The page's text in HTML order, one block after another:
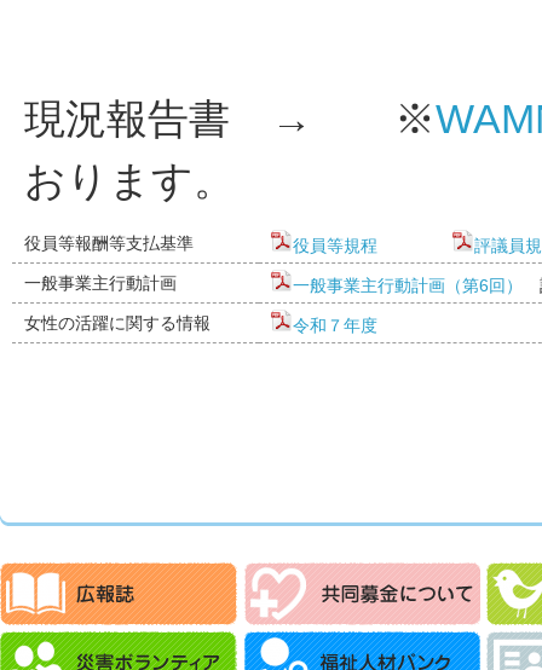
現況報告書 → ※
おります。
役員等報酬等支払基準 役員等規程
評議員
一般事業主行動計画
一般事業主行動計画（第6回）
女性の活躍に関する情報
令和７年度